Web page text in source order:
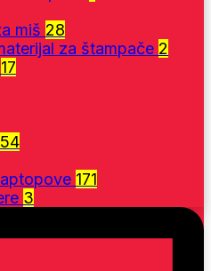
miš 28
za štampače 2
17
54
171
3